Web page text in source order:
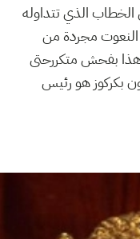
الذي تتداوله
النعوت مجردة من
هذا بفحش متكررحتى
بكركوز هو رئيس